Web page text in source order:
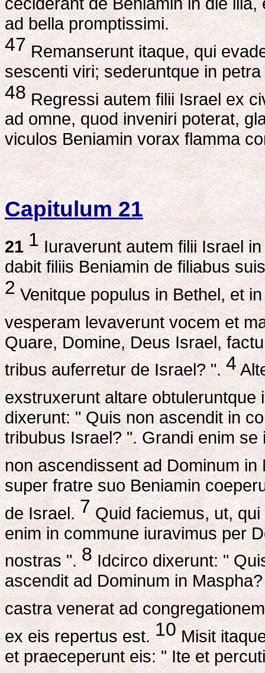
ad bella promptissimi.
47Remanserunt itaque, qui
sescenti viri; sederuntque in
48Regressi autem filii Israel ex
ad omne, quod inveniri poterat,
viculos Beniamin vorax flamma
Capitulum 21
21 1Iuraverunt autem filii Israel
dabit filiis Beniamin de filiabus
2Venitque populus in Bethel, et
vesperam levaverunt vocem et
Quare, Domine, Deus Israel,
tribus auferretur de Israel? ".4
exstruxerunt altare
dixerunt: " Quis non ascendit in
tribubus Israel? ". Grandi enim
non ascendissent ad Dominum
super fratre suo Beniamin
de Israel.7Quid faciemus, ut,
enim in commune iuravimus per
nostras ".8Idcirco dixerunt: "
ascendit ad Dominum in
castra venerat ad
ex eis repertus est.10Misit
et praeceperunt eis: " Ite et